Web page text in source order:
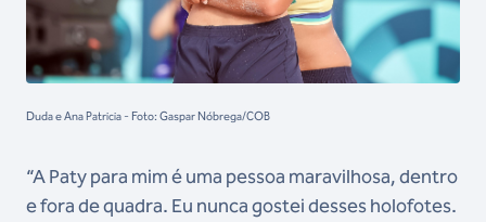
Duda e Ana Patricia - Foto: Gaspar Nóbrega/COB
“A Paty para mim é uma pessoa maravilhosa, dentro
e fora de quadra. Eu nunca gostei desses holofotes.